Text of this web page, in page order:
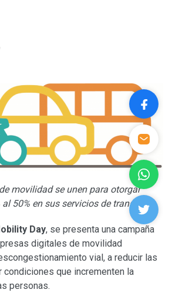
movilidad se unen para otorgar
50% en sus servicios de transporte
Day, se presenta una campaña
digitales de movilidad
vial, a reducir las
que incrementen la
personas.